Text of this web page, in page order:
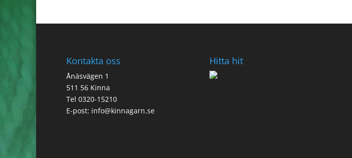
Kontakta oss
Ånäsvägen 1
511 56 Kinna
Tel 0320-15210
E-post: info@kinnagarn.se
Hitta hit